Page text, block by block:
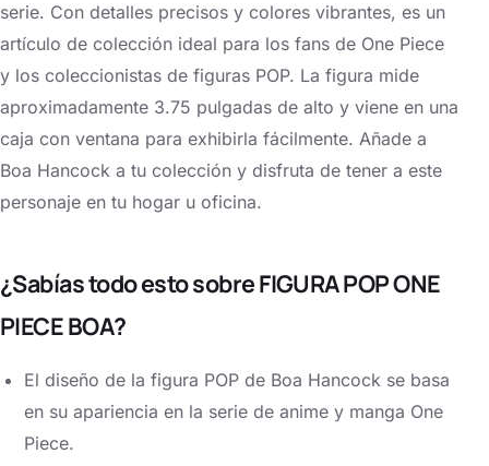
serie. Con detalles precisos y colores vibrantes, es un
artículo de colección ideal para los fans de One Piece
y los coleccionistas de figuras POP. La figura mide
aproximadamente 3.75 pulgadas de alto y viene en una
caja con ventana para exhibirla fácilmente. Añade a
Boa Hancock a tu colección y disfruta de tener a este
personaje en tu hogar u oficina.
¿Sabías todo esto sobre FIGURA POP ONE
PIECE BOA?
El diseño de la figura POP de Boa Hancock se basa
en su apariencia en la serie de anime y manga One
Piece.